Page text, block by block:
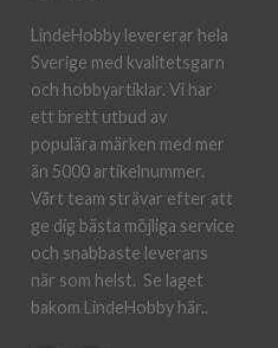
LindeHobby levererar hela
Sverige med kvalitetsgarn
och hobbyartiklar. Vi har
ett brett utbud av
populära märken med mer
än 5000 artikelnummer.
Vårt team strävar efter att
ge dig bästa möjliga service
och snabbaste leverans
när som helst. Se laget
bakom LindeHobby här..